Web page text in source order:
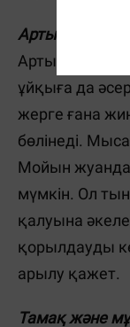
Артық салмақ
Артық салмақ
ұйқыға да
жерге ғана
бөлінеді.
Мойын
мүмкін. Ол
қалуына
қорылдауды
арылу қажет.
Тамақ және